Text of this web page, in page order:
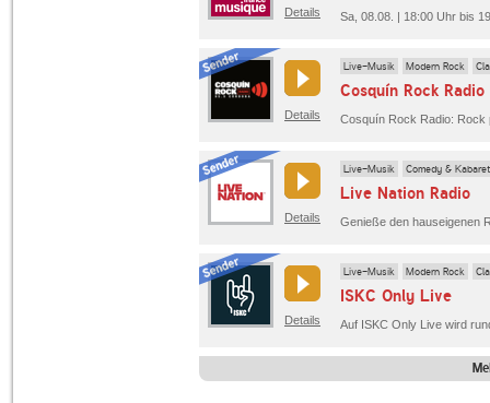
Details Sa, 08.08. | 18:00 Uhr bis
Details
Live-Musik Modern Rock
Cosquín Rock Radio
Details
Live-Musik Comedy &
Live Nation Radio
Details
Live-Musik Modern Rock
ISKC Only Live